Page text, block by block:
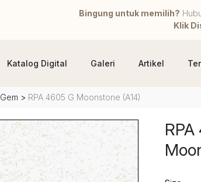
Bingung untuk memilih?
Klik
Katalog Digital Galeri Artikel
Gem > RPA 4605 G Moonstone (A14)